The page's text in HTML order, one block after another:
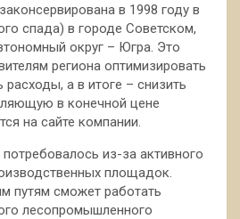
в 1998 году в
спада) в городе Советском,
округ – Югра. Это
региона оптимизировать
расходы, а в итоге – снизить
в конечной цене
на сайте компании.
из-за активного
площадок.
путям сможет работать
лесопромышленного